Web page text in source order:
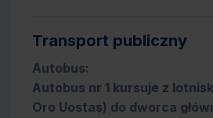
Transport publiczny
Autobus:
Autobus nr 1 kursuje z
Oro Uostas) do dworca